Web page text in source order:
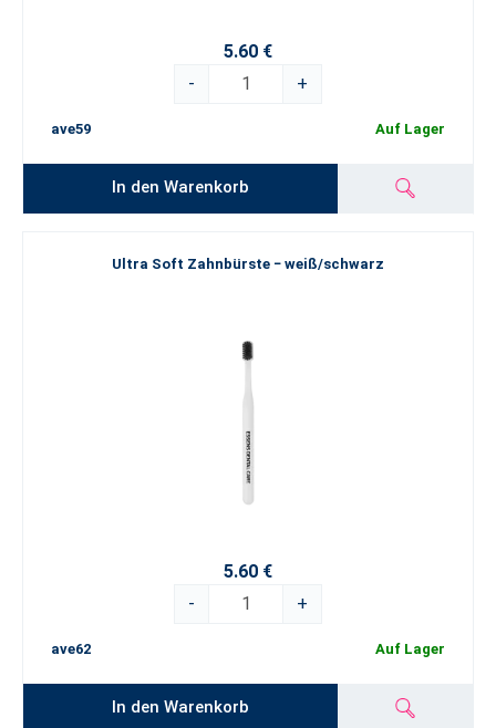
5.60 €
-
+
ave59 Auf Lager
In den Warenkorb
Ultra Soft Zahnbürste − weiß/schwarz
5.60 €
-
+
ave62 Auf Lager
In den Warenkorb